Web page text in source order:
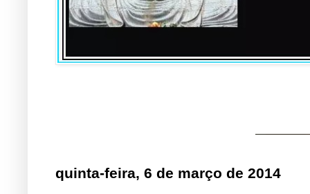
quinta-feira, 6 de março de 2014